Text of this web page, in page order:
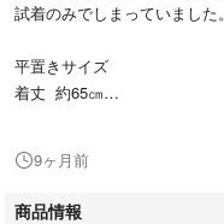
試着のみでしまっていました。
平置きサイズ
着丈 約65㎝
カラー···ピンク
9ヶ月前
商品情報